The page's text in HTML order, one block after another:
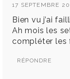
17 SEPTEMBRE
Bien vu j’ai
Ah mois les
compléter les
RÉPONDRE